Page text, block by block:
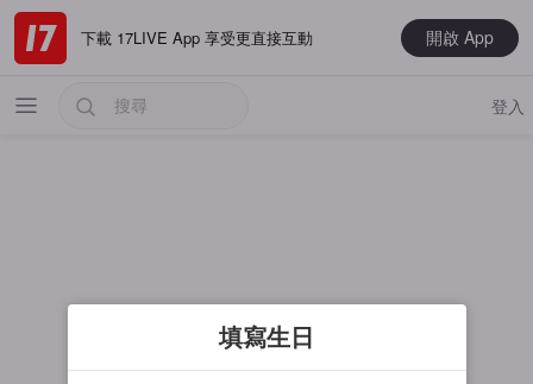
下載 17LIVE App 享受更直接互動 開啟 App
最新
登入
填寫生日